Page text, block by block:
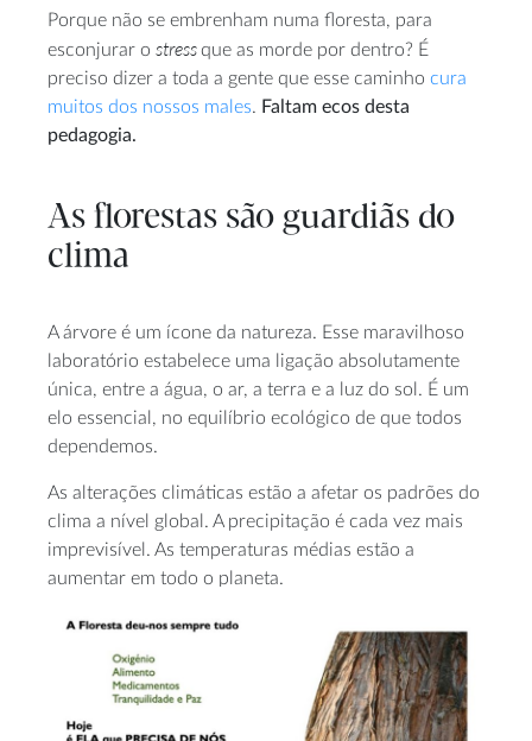
Porque não se embrenham numa floresta, para
esconjurar o stressque as morde por dentro? É
preciso dizer a toda a gente que esse caminho cura
muitos dos nossos males. Faltam ecos desta
pedagogia.
As florestas são guardiãs do
clima
A árvore é um ícone da natureza. Esse maravilhoso
laboratório estabelece uma ligação absolutamente
única, entre a água, o ar, a terra e a luz do sol. É um
elo essencial, no equilíbrio ecológico de que todos
dependemos.
As alterações climáticas estão a afetar os padrões do
clima a nível global. A precipitação é cada vez mais
imprevisível. As temperaturas médias estão a
aumentar em todo o planeta.